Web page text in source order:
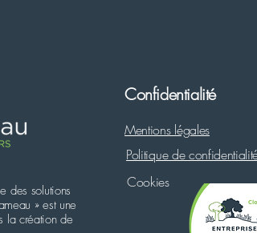
des solutions
» est une
la création de
Confidentialité
Mentions légales
Politique de
Cookies